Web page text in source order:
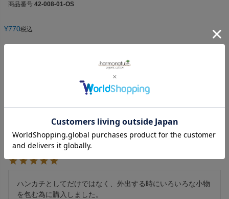
商品番号 42-008-01-OS
¥770税込
1
非公開
投稿日
2018/11/12
ハンカチとしてだけではなく、外出する時にいろいろな小物
を包む為に購入しました。